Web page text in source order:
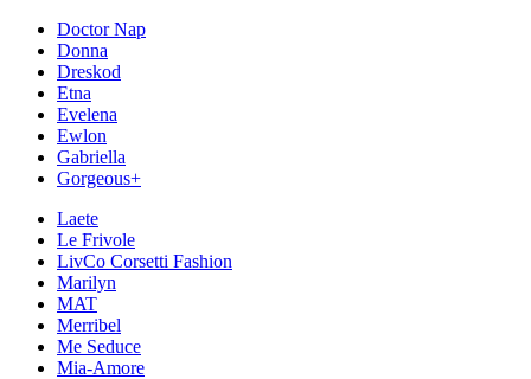
Doctor Nap
Donna
Dreskod
Etna
Evelena
Ewlon
Gabriella
Gorgeous+
Laete
Le Frivole
LivCo Corsetti Fashion
Marilyn
MAT
Merribel
Me Seduce
Mia-Amore